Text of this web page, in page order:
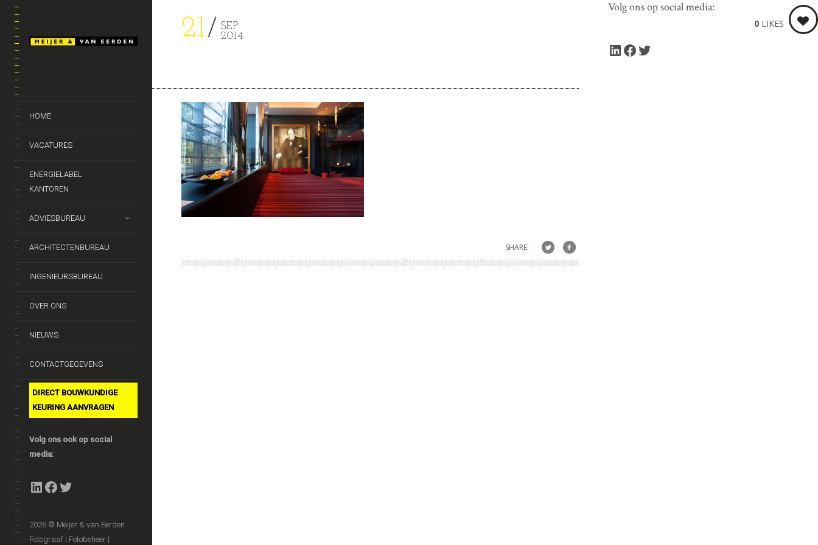
HOME
VACATURES
ENERGIELABEL
KANTOREN
ADVIESBUREAU
ARCHITECTENBUREAU
INGENIEURSBUREAU
OVER ONS
NIEUWS
CONTACTGEGEVENS
DIRECT BOUWKUNDIGE
KEURING AANVRAGEN
Volg ons ook op social
media:
LinkedIn
Facebook
2026 © Meijer & van Eerden
Fotograaf | Fotobeheer |
21
SEP
2014
0 LIKES
SHARE:
Volg ons op social media:
LinkedIn Facebook